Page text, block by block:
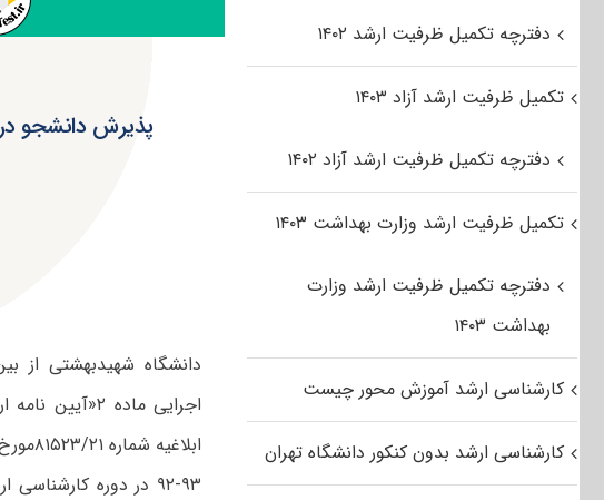
پذیرش دانشجو
دانشگاه شهیدبهشتی از
اجرایی ماده
۹۳-۹۲ در دوره
دفترچه تکمیل ظرفیت ارشد ۱۴۰۲
تکمیل ظرفیت ارشد آزاد ۱۴۰۳
دفترچه تکمیل ظرفیت ارشد آزاد ۱۴۰۲
تکمیل ظرفیت ارشد وزارت بهداشت ۱۴۰۳
دفترچه تکمیل ظرفیت ارشد وزارت
بهداشت ۱۴۰۳
کارشناسی ارشد آموزش محور چیست
کارشناسی ارشد بدون کنکور دانشگاه تهران